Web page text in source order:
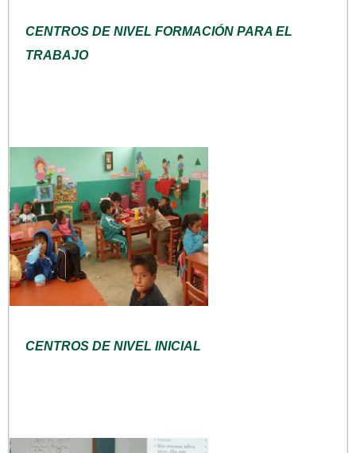
CENTROS DE NIVEL FORMACIÓN PARA EL
TRABAJO
CENTROS DE NIVEL INICIAL